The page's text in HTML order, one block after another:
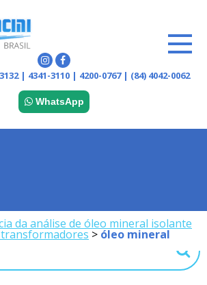
| 4341-3110 | 4200-0767 | (84) 4042-0062
WhatsApp
da análise de óleo mineral isolante
> óleo mineral